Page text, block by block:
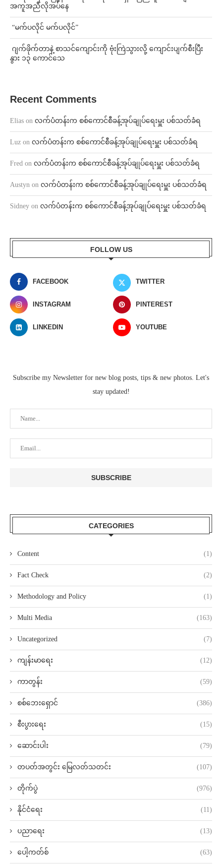
အကူအညီလိုအပ်နေ
⁨ ⁨“မက်ပလိုင် မက်ပလိုင်”
⁨⁩ ⁨ဂျက်ဖိုက်တာနဲ့ စာသင်ကျောင်းကို ဗုံးကြဲသွားလို့ ကျောင်းပျက်စီးပြီး
နွား ၁၃ ကောင်သေ
Recent Comments
Elias on လက်ပံတန်းက စစ်ကောင်စီခန့်အုပ်ချုပ်ရေးမှူး ပစ်သတ်ခံရ
Luz on လက်ပံတန်းက စစ်ကောင်စီခန့်အုပ်ချုပ်ရေးမှူး ပစ်သတ်ခံရ
Fred on လက်ပံတန်းက စစ်ကောင်စီခန့်အုပ်ချုပ်ရေးမှူး ပစ်သတ်ခံရ
Austyn on လက်ပံတန်းက စစ်ကောင်စီခန့်အုပ်ချုပ်ရေးမှူး ပစ်သတ်ခံရ
Sidney on လက်ပံတန်းက စစ်ကောင်စီခန့်အုပ်ချုပ်ရေးမှူး ပစ်သတ်ခံရ
FOLLOW US
FACEBOOK TWITTER
INSTAGRAM PINTEREST
LINKEDIN YOUTUBE
Subscribe my Newsletter for new blog posts, tips & new photos. Let's
stay updated!
CATEGORIES
Content (1)
Fact Check (2)
Methodology and Policy (1)
Multi Media (163)
Uncategorized (7)
ကျန်းမာရေး (12)
ကာတွန်း (59)
စစ်ဘေးရှောင် (386)
စီးပွားရေး (15)
ဆောင်းပါး (79)
တပတ်အတွင်း မြေလတ်သတင်း (107)
တိုက်ပွဲ (976)
နိုင်ငံရေး (11)
ပညာရေး (13)
ပေါ့ကတ်စ် (63)